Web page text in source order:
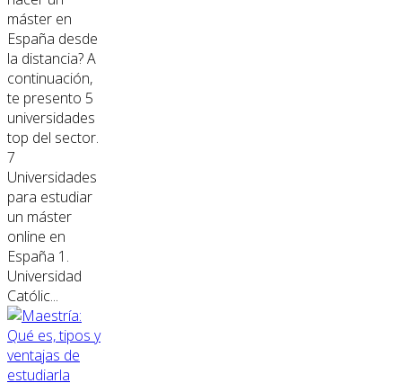
máster en
España desde
la distancia? A
continuación,
te presento 5
universidades
top del sector.
7
Universidades
para estudiar
un máster
online en
España 1.
Universidad
Católic...